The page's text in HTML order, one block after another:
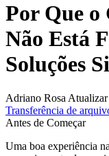
Por Que
Não Está
Soluções
Adriano Rosa
Transferência de
Antes de Começar
Uma boa experiência